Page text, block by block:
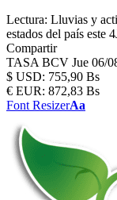
Lectura: Lluvias y
estados del país este
Compartir
TASA BCV Jue 06/
$ USD: 755,90 Bs
€ EUR: 872,83 Bs
Font ResizerAa